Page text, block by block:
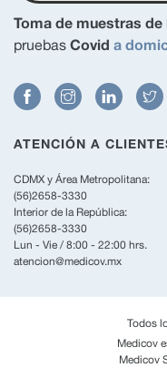
Toma de muestras
pruebas Covid a
ATENCIÓN A
CDMX y Área Metropolitana:
(56)2658-3330
Interior de la República:
(56)2658-3330
Lun - Vie / 8:00 - 22:00 hrs.
atencion@medicov.mx
Todos
Medicov
Medicov